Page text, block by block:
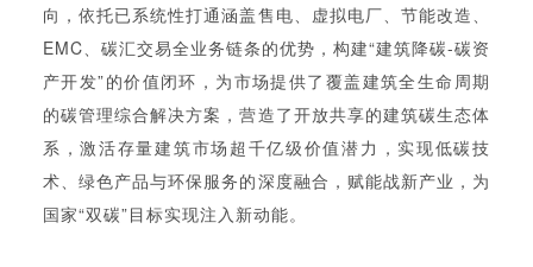
向，依托已系统性打通涵盖售电、虚拟电厂、节能改造、
EMC、碳汇交易全业务链条的优势，构建“建筑降碳-碳资
产开发”的价值闭环，为市场提供了覆盖建筑全生命周期
的碳管理综合解决方案，营造了开放共享的建筑碳生态体
系，激活存量建筑市场超千亿级价值潜力，实现低碳技
术、绿色产品与环保服务的深度融合，赋能战新产业，为
国家“双碳”目标实现注入新动能。